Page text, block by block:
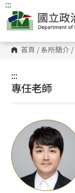
跳
到
主
要
內
容
區 首頁 / 系所簡介 /
:::
:::
專任老師